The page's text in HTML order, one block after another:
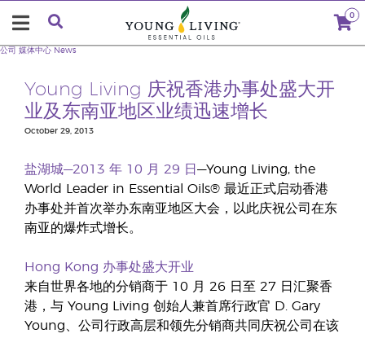
0
公司 媒体中心 News
Young Living 庆祝香港办事处盛大开
业及东南亚地区业绩迅速增长
October 29, 2013
盐湖城—2013 年 10 月 29 日 —Young Living, the
World Leader in Essential Oils® 最近正式启动香港
办事处并首次举办东南亚地区大会，以此庆祝公司在东
南亚的爆炸式增长。
Hong Kong 办事处盛大开业
来自世界各地的分销商于 10 月 26 日至 27 日汇聚香
港，与 Young Living 创始人兼首席行政官 D. Gary
Young、公司行政高层和领先分销商共同庆祝公司在该